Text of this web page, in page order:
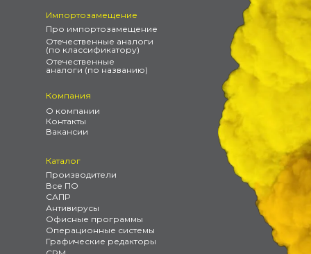
Все ПО
Производители
Антивирусы
Офисные программы
Каталог
Операционные системы
САПР
Графические редакторы
Отечественные
аналоги (по названию)
Про импортозамещение
Импортозамещение
Отечественные аналоги
(по классификатору)
Контакты
О компании
Компания
Вакансии